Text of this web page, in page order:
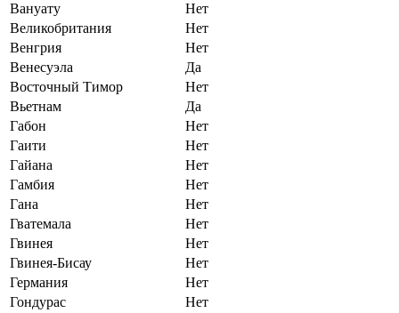
Вануату
Нет
Великобритания
Нет
Венгрия
Нет
Венесуэла
Да
Восточный Тимор
Нет
Вьетнам
Да
Габон
Нет
Гаити
Нет
Гайана
Нет
Гамбия
Нет
Гана
Нет
Гватемала
Нет
Гвинея
Нет
Гвинея-Бисау
Нет
Германия
Нет
Гондурас
Нет